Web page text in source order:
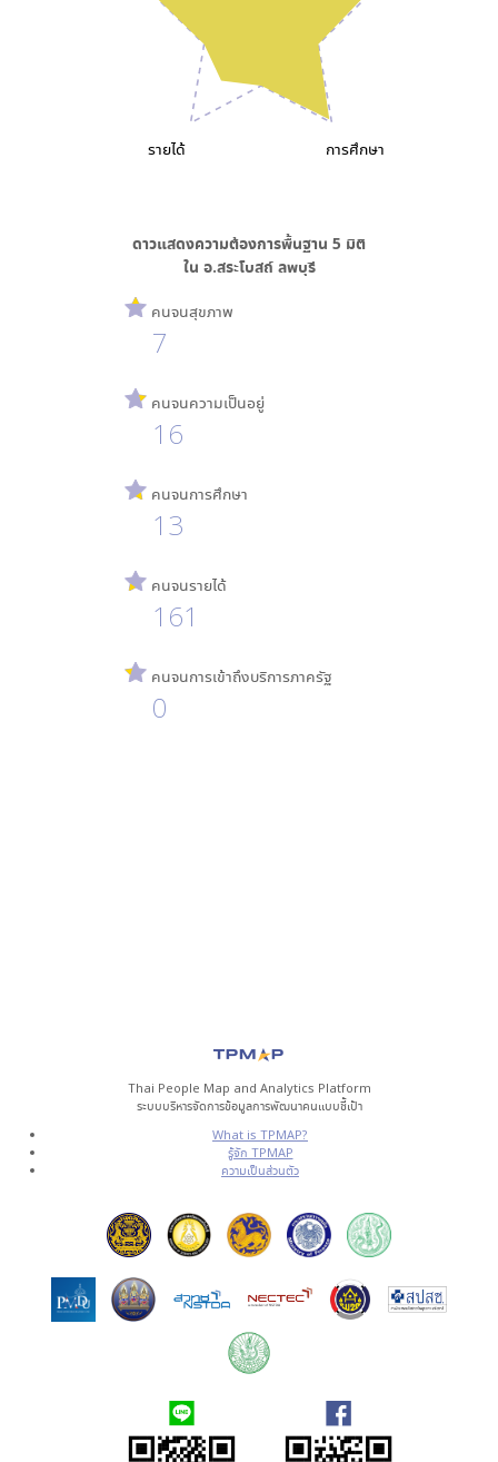
การศึกษา
รายได้
ดาวแสดงความต้องการพื้นฐาน 5 มิติ
ใน อ.สระโบสถ์ ลพบุรี
คนจนสุขภาพ
7
คนจนความเป็นอยู่
16
คนจนการศึกษา
13
คนจนรายได้
161
คนจนการเข้าถึงบริการภาครัฐ
0
Thai People Map and Analytics Platform
ระบบบริหารจัดการข้อมูลการพัฒนาคนแบบชี้เป้า
What is TPMAP?
รู้จัก TPMAP
ความเป็นส่วนตัว